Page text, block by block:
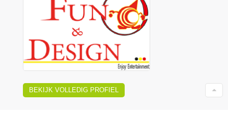
BEKIJK VOLLEDIG PROFIEL